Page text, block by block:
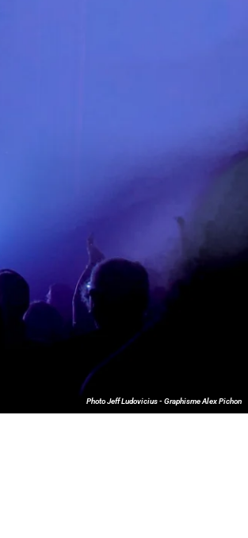
Photo Jeff Ludovicius - Graphisme Alex Pichon